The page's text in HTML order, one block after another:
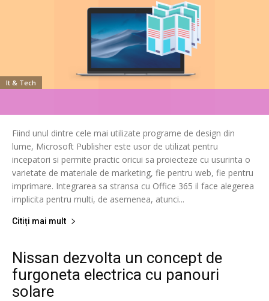
It & Tech
Fiind unul dintre cele mai utilizate programe de design din
lume, Microsoft Publisher este usor de utilizat pentru
incepatori si permite practic oricui sa proiecteze cu usurinta o
varietate de materiale de marketing, fie pentru web, fie pentru
imprimare. Integrarea sa stransa cu Office 365 il face alegerea
implicita pentru multi, de asemenea, atunci...
Citiți mai mult
Nissan dezvolta un concept de
furgoneta electrica cu panouri
solare